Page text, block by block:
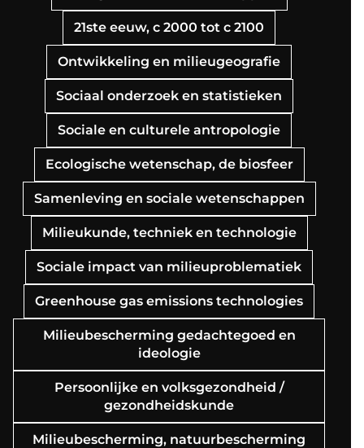
21ste eeuw, c 2000 tot c 2100
Ontwikkeling en milieugeografie
Sociaal onderzoek en statistieken
Sociale en culturele antropologie
Ecologische wetenschap, de biosfeer
Samenleving en sociale wetenschappen
Milieukunde, techniek en technologie
Sociale impact van milieuproblematiek
Greenhouse gas emissions technologies
Milieubescherming gedachtegoed en
ideologie
Persoonlijke en volksgezondheid /
gezondheidskunde
Milieubescherming, natuurbescherming